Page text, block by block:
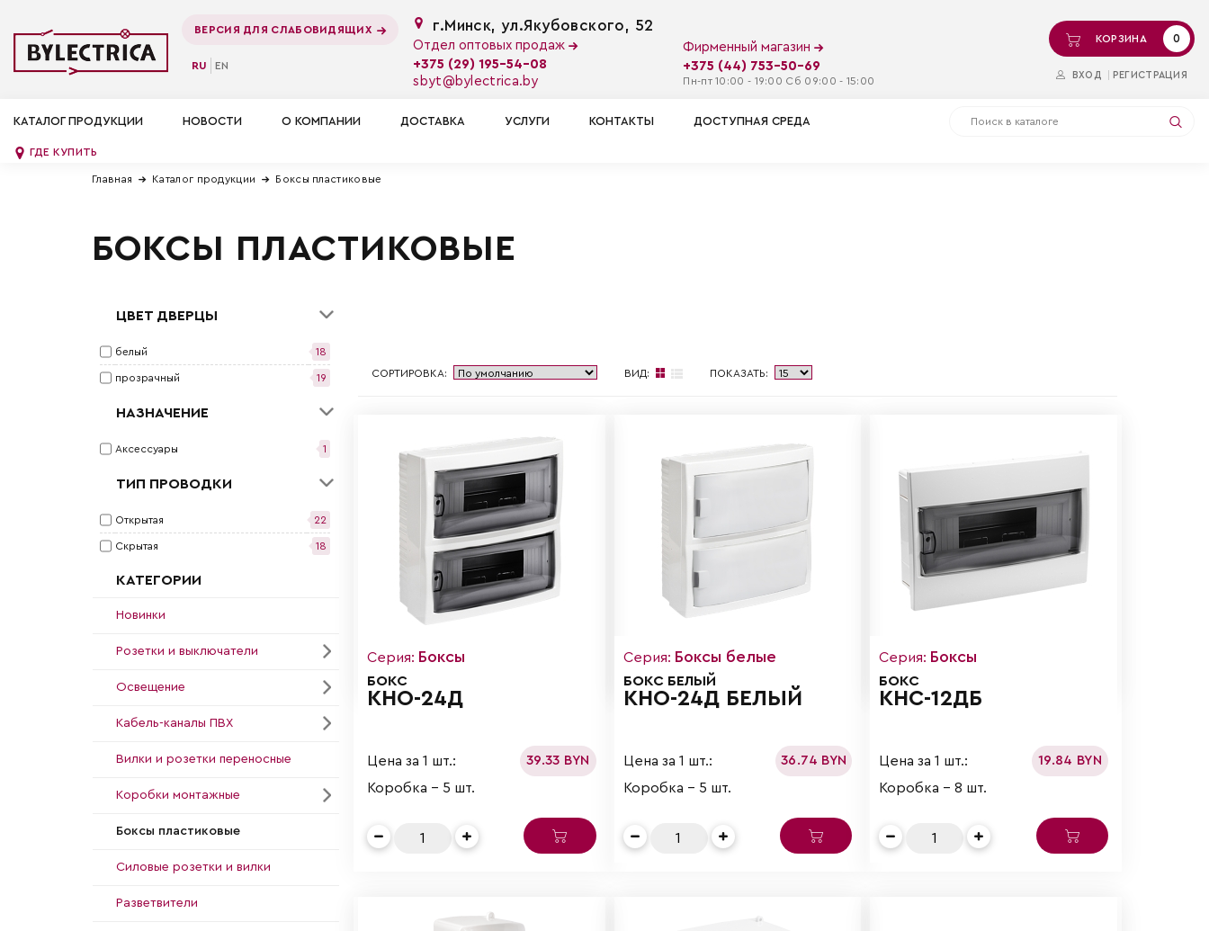
ВЕРСИЯ ДЛЯ СЛАБОВИДЯЩИХ
RU EN
г.Минск, ул.Якубовского, 52
Отдел оптовых продаж
+375 (29) 195-54-08
sbyt@bylectrica.by
Фирменный магазин
+375 (44) 753-50-69
Пн-пт 10:00 - 19:00 Сб 09:00 - 15:00
КОРЗИНА 0
ВХОД РЕГИСТРАЦИЯ
КАТАЛОГ ПРОДУКЦИИ НОВОСТИ О КОМПАНИИ ДОСТАВКА УСЛУГИ КОНТАКТЫ ДОСТУПНАЯ СРЕДА
ГДЕ КУПИТЬ
Главная Каталог продукции Боксы пластиковые
БОКСЫ ПЛАСТИКОВЫЕ
ЦВЕТ ДВЕРЦЫ
белый 18
прозрачный 19
НАЗНАЧЕНИЕ
Аксессуары 1
ТИП ПРОВОДКИ
Открытая 22
Скрытая 18
КАТЕГОРИИ
Новинки
Розетки и выключатели
Освещение
Кабель-каналы ПВХ
Вилки и розетки переносные
Коробки монтажные
Боксы пластиковые
Силовые розетки и вилки
Разветвители
СОРТИРОВКА: ВИД: ПОКАЗАТЬ:
Серия: Боксы
БОКС
КНО-24Д
Цена за 1 шт.: 39.33 BYN
Коробка - 5 шт.
Серия: Боксы белые
БОКС БЕЛЫЙ
КНО-24Д БЕЛЫЙ
Цена за 1 шт.: 36.74 BYN
Коробка - 5 шт.
Серия: Боксы
БОКС
КНС-12ДБ
Цена за 1 шт.: 19.84 BYN
Коробка - 8 шт.